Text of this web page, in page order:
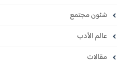
شئون مجتمع
عالم الأدب
مقالات